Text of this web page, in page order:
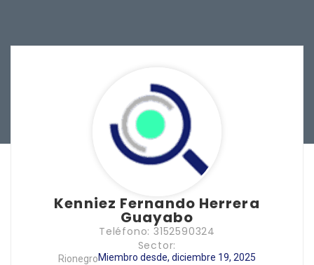
Kenniez Fernando Herrera
Guayabo
Teléfono: 3152590324
Sector:
RionegroMiembro desde, diciembre 19, 2025